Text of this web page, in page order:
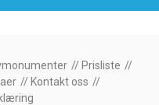
Prisliste
Kontakt oss